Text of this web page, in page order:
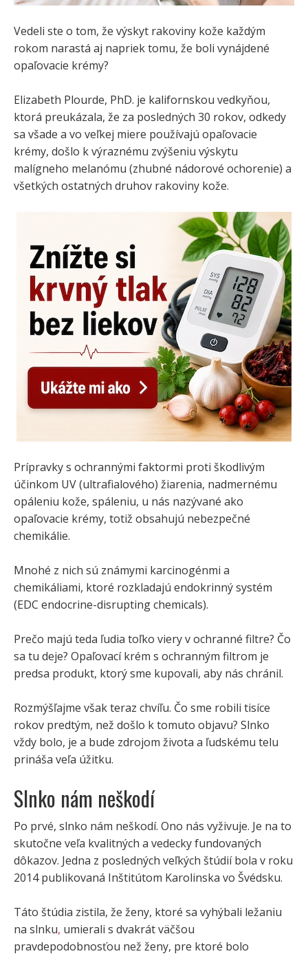
Vedeli ste o tom, že výskyt rakoviny kože každým
rokom narastá aj napriek tomu, že boli vynájdené
opaľovacie krémy?
Elizabeth Plourde, PhD. je kalifornskou vedkyňou,
ktorá preukázala, že za posledných 30 rokov, odkedy
sa všade a vo veľkej miere používajú opaľovacie
krémy, došlo k výraznému zvýšeniu výskytu
malígneho melanómu (zhubné nádorové ochorenie) a
všetkých ostatných druhov rakoviny kože.
Prípravky s ochrannými faktormi proti škodlivým
účinkom UV (ultrafialového) žiarenia, nadmernému
opáleniu kože, spáleniu, u nás nazývané ako
opaľovacie krémy, totiž obsahujú nebezpečné
chemikálie.
Mnohé z nich sú známymi karcinogénmi a
chemikáliami, ktoré rozkladajú endokrinný systém
(EDC endocrine-disrupting chemicals).
Prečo majú teda ľudia toľko viery v ochranné filtre? Čo
sa tu deje? Opaľovací krém s ochranným filtrom je
predsa produkt, ktorý sme kupovali, aby nás chránil.
Rozmýšľajme však teraz chvíľu. Čo sme robili tisíce
rokov predtým, než došlo k tomuto objavu? Slnko
vždy bolo, je a bude zdrojom života a ľudskému telu
prináša veľa úžitku.
Slnko nám neškodí
Po prvé, slnko nám neškodí. Ono nás vyživuje. Je na to
skutočne veľa kvalitných a vedecky fundovaných
dôkazov. Jedna z posledných veľkých štúdií bola v roku
2014 publikovaná Inštitútom Karolinska vo Švédsku.
Táto štúdia zistila, že ženy, ktoré sa vyhýbali ležaniu
na slnku, umierali s dvakrát väčšou
pravdepodobnosťou než ženy, pre ktoré bolo